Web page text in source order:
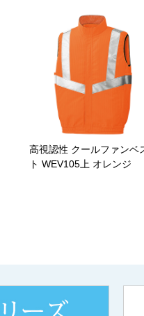
高視認性 クールファンベ
ト WEV105上 オレンジ